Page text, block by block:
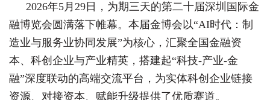
2026年5月29日，为期三天的第二十届深圳国际金
融博览会圆满落下帷幕。本届金博会以“AI时代：制
造业与服务业协同发展”为核心，汇聚全国金融资
本、科创企业与产业精英，搭建起“科技-产业-金
融”深度联动的高端交流平台，为实体科创企业链接
资源、对接资本、赋能升级提供了优质赛道。